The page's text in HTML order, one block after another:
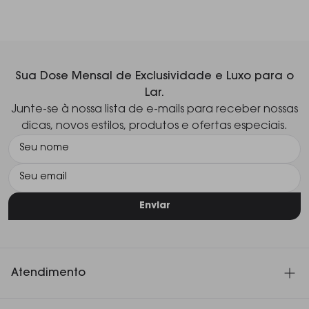
Sua Dose Mensal de Exclusividade e Luxo para o
Lar.
Junte-se à nossa lista de e-mails para receber nossas
dicas, novos estilos, produtos e ofertas especiais.
Enviar
Atendimento